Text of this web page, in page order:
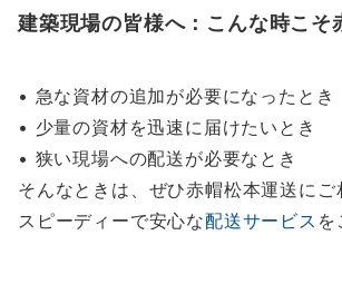
建築現場の皆様へ：こんな時こそ
• 急な資材の追加が必要になったとき
• 少量の資材を迅速に届けたいとき
• 狭い現場への配送が必要なとき
そんなときは、ぜひ赤帽松本運送にご
スピーディーで安心な配送サービス を